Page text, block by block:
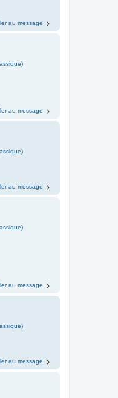
au message
au message
au message
au message
au message